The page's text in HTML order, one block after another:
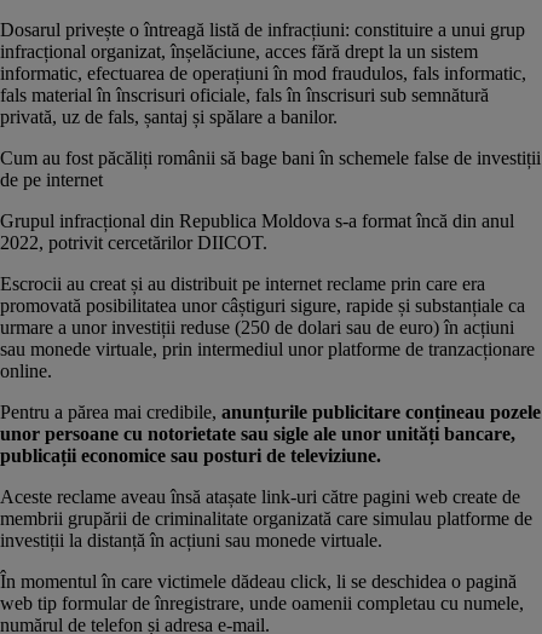
Dosarul privește o întreagă listă de infracțiuni: constituire a unui grup
infracțional organizat, înșelăciune, acces fără drept la un sistem
informatic, efectuarea de operațiuni în mod fraudulos, fals informatic,
fals material în înscrisuri oficiale, fals în înscrisuri sub semnătură
privată, uz de fals, șantaj și spălare a banilor.
Cum au fost păcăliți românii să bage bani în schemele false de investiții
de pe internet
Grupul infracțional din Republica Moldova s-a format încă din anul
2022, potrivit cercetărilor DIICOT.
Escrocii au creat și au distribuit pe internet reclame prin care era
promovată posibilitatea unor câștiguri sigure, rapide și substanțiale ca
urmare a unor investiții reduse (250 de dolari sau de euro) în acțiuni
sau monede virtuale, prin intermediul unor platforme de tranzacționare
online.
Pentru a părea mai credibile, anunțurile publicitare conțineau pozele
unor persoane cu notorietate sau sigle ale unor unități bancare,
publicații economice sau posturi de televiziune.
Aceste reclame aveau însă atașate link-uri către pagini web create de
membrii grupării de criminalitate organizată care simulau platforme de
investiții la distanță în acțiuni sau monede virtuale.
În momentul în care victimele dădeau click, li se deschidea o pagină
web tip formular de înregistrare, unde oamenii completau cu numele,
numărul de telefon și adresa e-mail.